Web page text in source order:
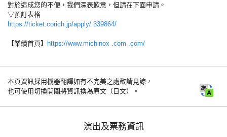
對於造成您的不便，我們深表歉意，但請在下面申請。
▽預訂表格
https://ticket.corich.jp/apply/ 339864/
【業績首頁】 https://www.michinox .com .com/
本頁資訊採用機器翻譯如有不完美之處敬請見諒，
也可使用切換開關將資訊換為原文（日文）。
演出及票務資訊